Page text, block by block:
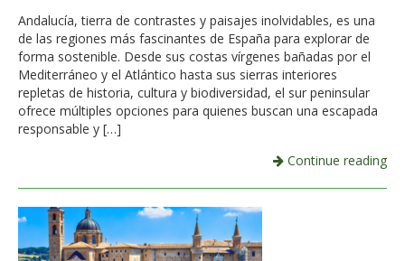
Andalucía, tierra de contrastes y paisajes inolvidables, es una
de las regiones más fascinantes de España para explorar de
forma sostenible. Desde sus costas vírgenes bañadas por el
Mediterráneo y el Atlántico hasta sus sierras interiores
repletas de historia, cultura y biodiversidad, el sur peninsular
ofrece múltiples opciones para quienes buscan una escapada
responsable y […]
Continue reading